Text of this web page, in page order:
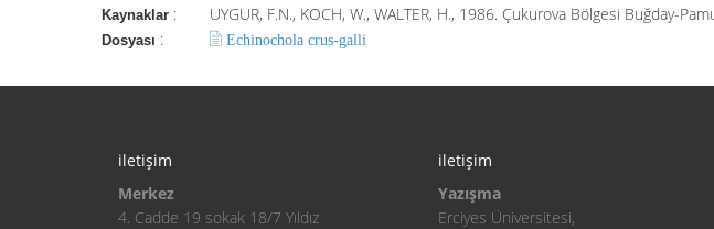
Kaynaklar : UYGUR, F.N., KOCH, W., WALTER, H., 1986. Çukurova Bölgesi Buğday-
Dosyası : Echinochola crus-galli
iletişim
Merkez
4. Cadde 19 sokak 18/7 Yıldız
iletişim
Yazışma
Erciyes Üniversitesi,